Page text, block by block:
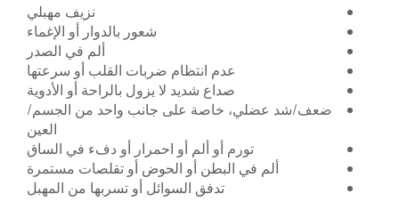
نزيف مهبلي
شعور بالدوار أو الإغماء
ألم في الصدر
عدم انتظام ضربات القلب أو سرعتها
صداع شديد لا يزول بالراحة أو الأدوية
ضعف/شد عضلي، خاصة على جانب واحد من الجسم/
العين
تورم أو ألم أو احمرار أو دفء في الساق
ألم في البطن أو الحوض أو تقلصات مستمرة
تدفق السوائل أو تسربها من المهبل